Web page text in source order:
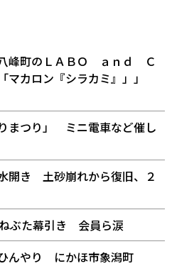
峰町のＬＡＢＯ ａｎｄ Ｃ
マカロン『シラカミ』」」
まつり」 ミニ電車など催し
開き 土砂崩れから復旧、２
ぶた幕引き 会員ら涙
んやり にかほ市象潟町